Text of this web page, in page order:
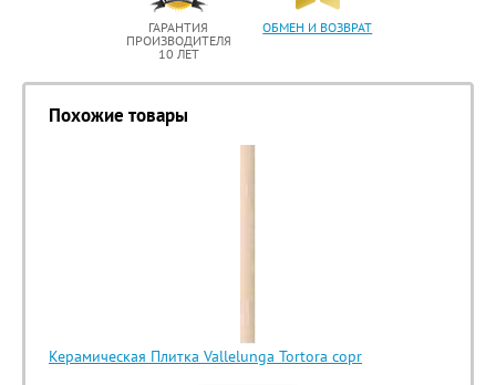
ГАРАНТИЯ
ПРОИЗВОДИТЕЛЯ
10 ЛЕТ
ОБМЕН И ВОЗВРАТ
Похожие товары
Керамическая Плитка Vallelunga Tortora copr